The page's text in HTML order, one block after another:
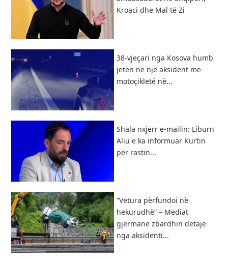
Kroaci dhe Mal të Zi
38-vjeçari nga Kosova humb
jetën në një aksident me
motoçikletë në...
Shala nxjerr e-mailin: Liburn
Aliu e ka informuar Kurtin
për rastin...
“Vetura përfundoi në
hekurudhë” – Mediat
gjermane zbardhin detaje
nga aksidenti...